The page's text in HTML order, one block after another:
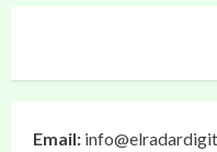
Email: